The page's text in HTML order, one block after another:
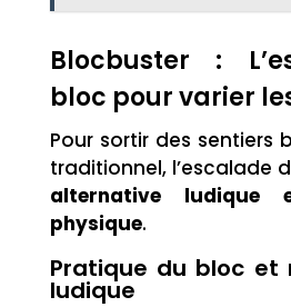
Blocbuster :
bloc pour varier
Pour sortir des sentiers
traditionnel, l’escalade
alternative
physique.
Pratique du bloc et
ludique